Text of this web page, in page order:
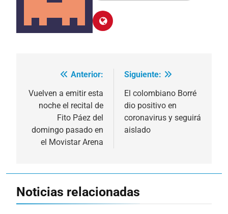
Navegación
de
entradas
Anterior:
Vuelven a emitir esta
noche el recital de
Fito Páez del
domingo pasado en
el Movistar Arena
Siguiente:
El colombiano Borré
dio positivo en
coronavirus y seguirá
aislado
Noticias relacionadas